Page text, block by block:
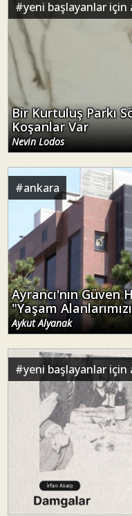
#yeni başlayanlar için
Bir Kurtuluş Parkı
Koşanlar Var
Nevin Lodos
#ankara
Ayrancı'nın Güven
"Yaşam
Aykut Alyanak
#yeni başlayanlar için